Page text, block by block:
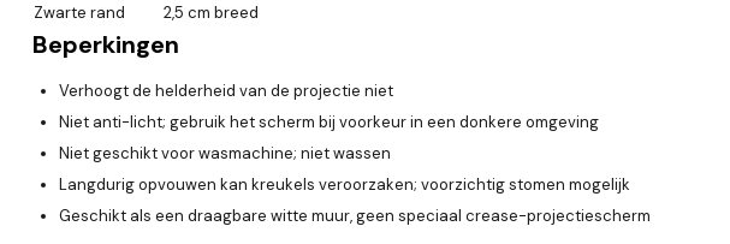
Zwarte rand
2,5 cm breed
Beperkingen
Verhoogt de helderheid van de projectie niet
Niet anti-licht; gebruik het scherm bij voorkeur in een donkere omgeving
Niet geschikt voor wasmachine; niet wassen
Langdurig opvouwen kan kreukels veroorzaken; voorzichtig stomen mogelijk
Geschikt als een draagbare witte muur, geen speciaal crease-projectiescherm